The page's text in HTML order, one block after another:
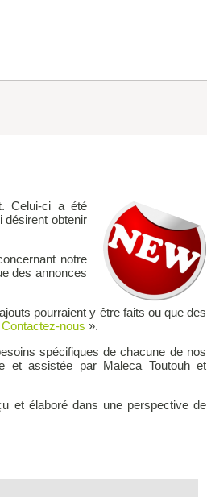
. Celui-ci a été
désirent obtenir
notre
des annonces
pourraient y être faits ou que des
Contactez-nous ».
spécifiques de chacune de nos
et assistée par Maleca Toutouh et
et élaboré dans une perspective de